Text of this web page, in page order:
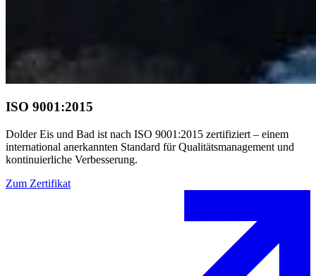
ISO 9001:2015
Dolder Eis und Bad ist nach ISO 9001:2015 zertifiziert – einem
international anerkannten Standard für Qualitätsmanagement und
kontinuierliche Verbesserung.
Zum Zertifikat